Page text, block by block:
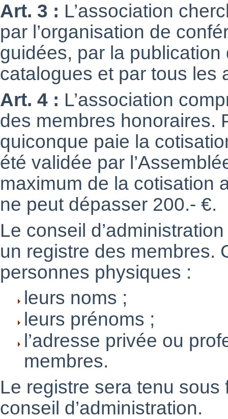
Art. 3 : L’association
par l’organisation de
guidées, par la publication
catalogues et par tous les
Art. 4 : L’association
des membres honoraires.
quiconque paie la
été validée par
maximum de la cotisation
ne peut dépasser 200.- €.
Le conseil
un registre des membres.
personnes physiques :
leurs noms ;
leurs prénoms ;
l’adresse privée ou
membres.
Le registre sera tenu
conseil d’administration.